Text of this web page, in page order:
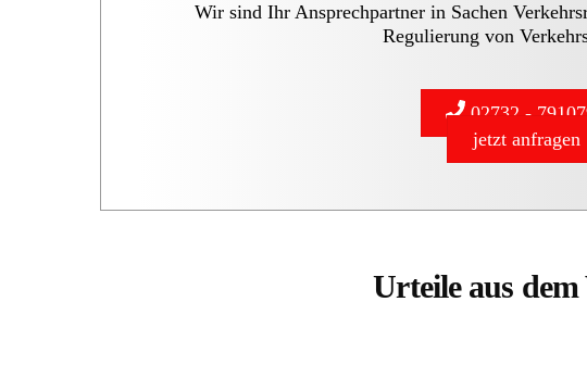
Wir sind Ihr Ansprechpartner in Sachen
Regulierung von
02732 -
jetzt anfragen
Urteile aus